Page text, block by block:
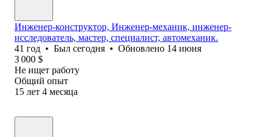
Инженер-конструктор, Инженер-механик, инженер-
исследователь, мастер, специалист, автомеханик.
41 год • Был сегодня • Обновлено 14 июня
3 000 $
Не ищет работу
Общий опыт
15 лет 4 месяца